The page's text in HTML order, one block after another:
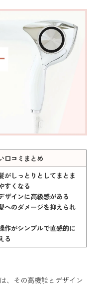
口コミまとめ
がしっとりとしてまとま
すくなる
ザインに高級感がある
へのダメージを抑えられ
作がシンプルで直感的に
る
、その高機能とデザイン